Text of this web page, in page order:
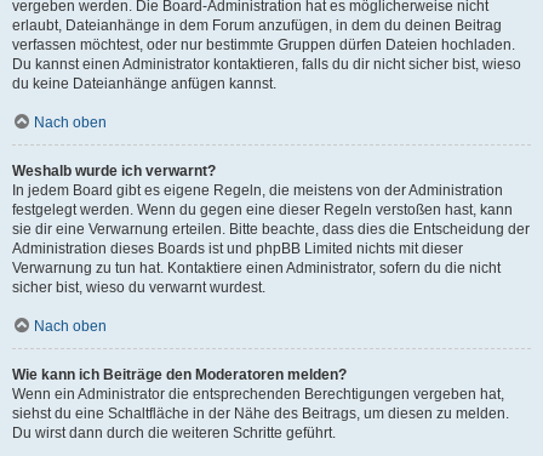
vergeben werden. Die Board-Administration hat es möglicherweise nicht
erlaubt, Dateianhänge in dem Forum anzufügen, in dem du deinen Beitrag
verfassen möchtest, oder nur bestimmte Gruppen dürfen Dateien hochladen.
Du kannst einen Administrator kontaktieren, falls du dir nicht sicher bist, wieso
du keine Dateianhänge anfügen kannst.
Nach oben
Weshalb wurde ich verwarnt?
In jedem Board gibt es eigene Regeln, die meistens von der Administration
festgelegt werden. Wenn du gegen eine dieser Regeln verstoßen hast, kann
sie dir eine Verwarnung erteilen. Bitte beachte, dass dies die Entscheidung der
Administration dieses Boards ist und phpBB Limited nichts mit dieser
Verwarnung zu tun hat. Kontaktiere einen Administrator, sofern du die nicht
sicher bist, wieso du verwarnt wurdest.
Nach oben
Wie kann ich Beiträge den Moderatoren melden?
Wenn ein Administrator die entsprechenden Berechtigungen vergeben hat,
siehst du eine Schaltfläche in der Nähe des Beitrags, um diesen zu melden.
Du wirst dann durch die weiteren Schritte geführt.